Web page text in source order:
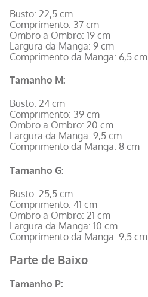
Busto: 22,5 cm
Comprimento: 37 cm
Ombro a Ombro: 19 cm
Largura da Manga: 9 cm
Comprimento da Manga: 6,5 cm
Tamanho M:
Busto: 24 cm
Comprimento: 39 cm
Ombro a Ombro: 20 cm
Largura da Manga: 9,5 cm
Comprimento da Manga: 8 cm
Tamanho G:
Busto: 25,5 cm
Comprimento: 41 cm
Ombro a Ombro: 21 cm
Largura da Manga: 10 cm
Comprimento da Manga: 9,5 cm
Parte de Baixo
Tamanho P: